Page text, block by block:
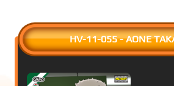
HV-11-055 - AONE